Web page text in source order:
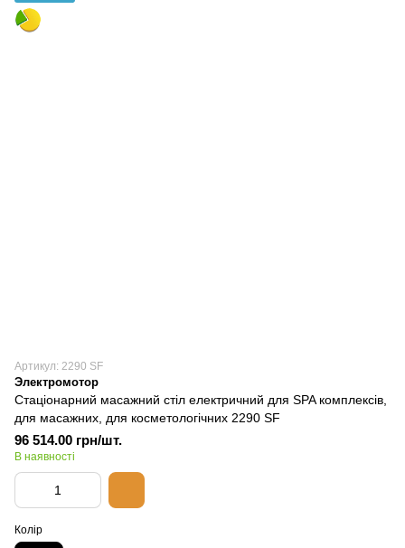
Артикул: 2290 SF
Электромотор
Стаціонарний масажний стіл електричний для SPA комплексів,
для масажних, для косметологічних 2290 SF
96 514.00 грн/шт.
В наявності
Колір